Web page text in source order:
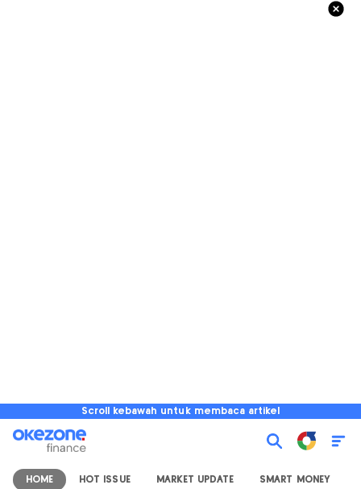
Scroll kebawah untuk membaca artikel
HOME HOT ISSUE MARKET UPDATE SMART MONEY